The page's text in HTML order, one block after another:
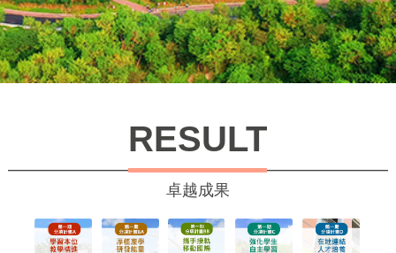
RESULT
卓越成果